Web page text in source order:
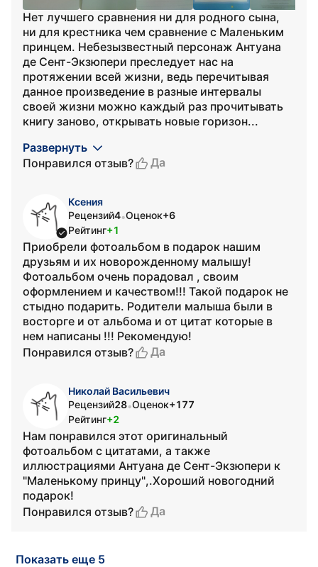
Нет лучшего сравнения ни для родного сына,
ни для крестника чем сравнение с Маленьким
принцем. Небезызвестный персонаж Антуана
де Сент-Экзюпери преследует нас на
протяжении всей жизни, ведь перечитывая
данное произведение в разные интервалы
своей жизни можно каждый раз прочитывать
книгу заново, открывать новые горизон...
Развернуть
Понравился отзыв?
Да
Ксения
Рецензий4•Оценок+6
Рейтинг+1
Приобрели фотоальбом в подарок нашим
друзьям и их новорожденному малышу!
Фотоальбом очень порадовал , своим
оформлением и качеством!!! Такой подарок не
стыдно подарить. Родители малыша были в
восторге и от альбома и от цитат которые в
нем написаны !!! Рекомендую!
Понравился отзыв?
Да
Николай Васильевич
Рецензий28•Оценок+177
Рейтинг+2
Нам понравился этот оригинальный
фотоальбом с цитатами, а также
иллюстрациями Антуана де Сент-Экзюпери к
"Маленькому принцу",.Хороший новогодний
подарок!
Понравился отзыв?
Да
Показать еще 5